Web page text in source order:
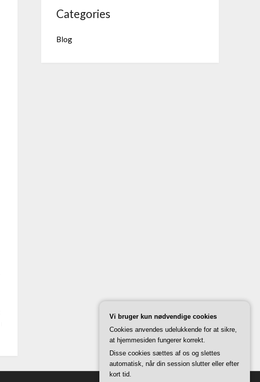
Categories
Blog
Vi bruger kun nødvendige cookies
Cookies anvendes udelukkende for at sikre,
at hjemmesiden fungerer korrekt.
Disse cookies sættes af os og slettes
automatisk, når din session slutter eller efter
kort tid.